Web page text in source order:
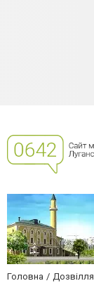
Головна Дозвілля